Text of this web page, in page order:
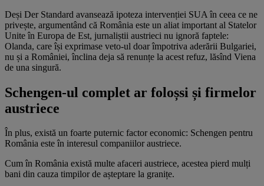
Deși Der Standard avansează ipoteza intervenției SUA în ceea ce ne
privește, argumentând că România este un aliat important al Statelor
Unite în Europa de Est, jurnaliștii austrieci nu ignoră faptele:
Olanda, care își exprimase veto-ul doar împotriva aderării Bulgariei,
nu și a României, înclina deja să renunțe la acest refuz, lăsînd Viena
de una singură.
Schengen-ul complet ar foloșsi și firmelor
austriece
În plus, există un foarte puternic factor economic: Schengen pentru
România este în interesul companiilor austriece.
Cum în România există multe afaceri austriece, acestea pierd mulți
bani din cauza timpilor de așteptare la granițe.